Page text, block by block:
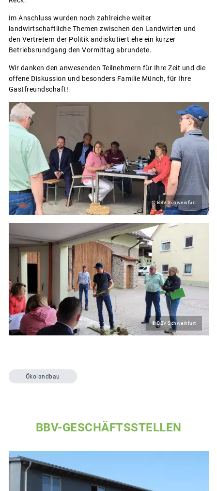
Im Anschluss wurden noch zahlreiche weiter
landwirtschaftliche Themen zwischen den Landwirten und
den Vertretern der Politik andiskutiert ehe ein kurzer
Betriebsrundgang den Vormittag abrundete.
Wir danken den anwesenden Teilnehmern für Ihre Zeit und die
offene Diskussion und besonders Familie Münch, für Ihre
Gastfreundschaft!
© BBV Schweinfurt
© BBV Schweinfurt
Ökolandbau
BBV-GESCHÄFTSSTELLEN